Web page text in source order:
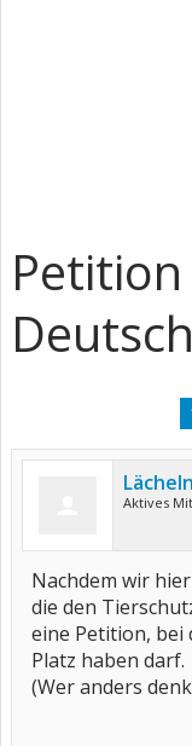
Lächeln
Aktives
Nachdem wir
die den
eine Petition, bei
Platz haben darf.
(Wer anders